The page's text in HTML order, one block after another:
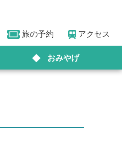
旅の予約 アクセス
おみやげ